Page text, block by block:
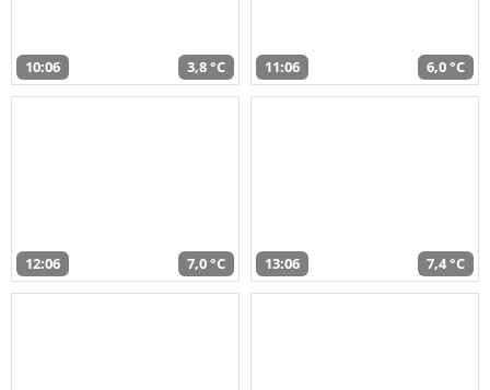
10:06 3,8 °C 11:06 6,0 °C
12:06 7,0 °C 13:06 7,4 °C